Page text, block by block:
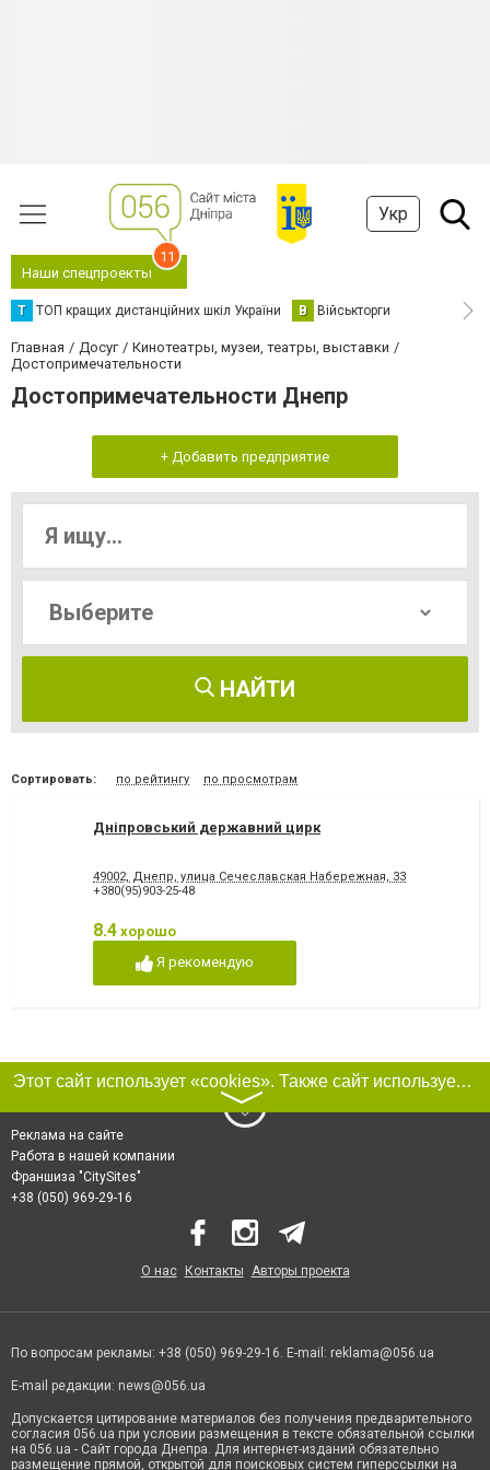
Укр
Наши спецпроекты
11
Т ТОП кращих дистанційних шкіл України В Військторги
Главная Досуг
Кинотеатры, музеи, театры, выставки
Достопримечательности
Достопримечательности Днепр
+ Добавить предприятие
НАЙТИ
Сортировать: по рейтингу по просмотрам
Дніпровський державний цирк
49002, Днепр, улица Сечеславская Набережная, 33
+380(95)903-25-48
8.4 хорошо
Я рекомендую
Этот сайт использует «cookies». Также сайт использует интернет-сервис для сбора технических данных касательно посетителей с целью получения маркетинговой и статистической информации. Условия обработки данных посетителей сайта см.
〉
Реклама на сайте
Работа в нашей компании
Франшиза "CitySites"
+38 (050) 969-29-16
О нас Контакты Авторы проекта
По вопросам рекламы: +38 (050) 969-29-16. E-mail: reklama@056.ua
E-mail редакции: news@056.ua
Допускается цитирование материалов без получения предварительного
согласия 056.ua при условии размещения в тексте обязательной ссылки
на 056.ua - Сайт города Днепра. Для интернет-изданий обязательно
размещение прямой, открытой для поисковых систем гиперссылки на